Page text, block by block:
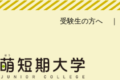
受験生の方へ